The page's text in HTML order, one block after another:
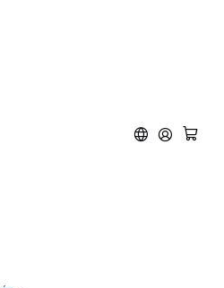
Sherry